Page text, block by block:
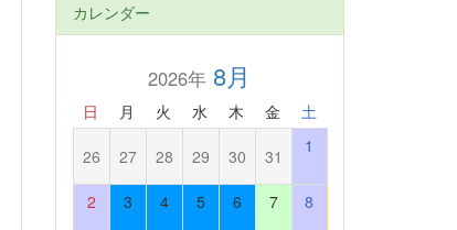
カレンダー
2026年 8月
日 月 火 水 木 金 土
26 27 28 29 30 31 1
2 3 4 5 6 7 8